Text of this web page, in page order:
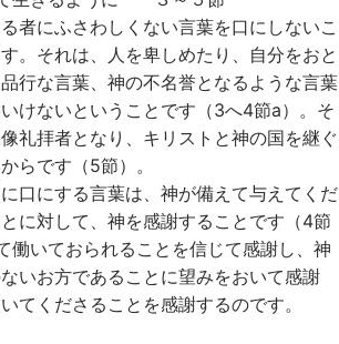
者にふさわしくない言葉を口にしないこ
。それは、人を卑しめたり、自分をおと
行な言葉、神の不名誉となるような言葉
けないということです（3へ4節a）。そ
礼拝者となり、キリストと神の国を継ぐ
らです（5節）。
口にする言葉は、神が備えて与えてくだ
に対して、神を感謝することです（4節
働いておられることを信じて感謝し、神
いお方であることに望みをおいて感謝
てくださることを感謝するのです。